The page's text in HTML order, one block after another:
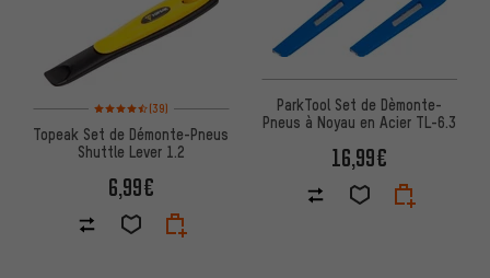
Note moyenne : 4,5 sur 5 d'après 39 avis
(39)
Topeak Set de Démonte-Pneus
Shuttle Lever 1.2
6,99€
ParkTool Set de Dèmonte-
Pneus à Noyau en Acier TL-6.3
16,99€